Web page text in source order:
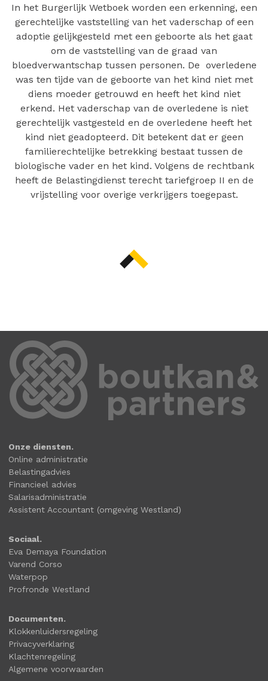
In het Burgerlijk Wetboek worden een erkenning, een
gerechtelijke vaststelling van het vaderschap of een
adoptie gelijkgesteld met een geboorte als het gaat
om de vaststelling van de graad van
bloedverwantschap tussen personen. De overledene
was ten tijde van de geboorte van het kind niet met
diens moeder getrouwd en heeft het kind niet
erkend. Het vaderschap van de overledene is niet
gerechtelijk vastgesteld en de overledene heeft het
kind niet geadopteerd. Dit betekent dat er geen
familierechtelijke betrekking bestaat tussen de
biologische vader en het kind. Volgens de rechtbank
heeft de Belastingdienst terecht tariefgroep II en de
vrijstelling voor overige verkrijgers toegepast.
Onze diensten.
Online administratie
Belastingadvies
Financieel advies
Salarisadministratie
Assistent Accountant (omgeving Westland)
Sociaal.
Eva Demaya Foundation
Varend Corso
Waterpop
Profronde Westland
Documenten.
Klokkenluidersregeling
Privacyverklaring
Klachtenregeling
Algemene voorwaarden